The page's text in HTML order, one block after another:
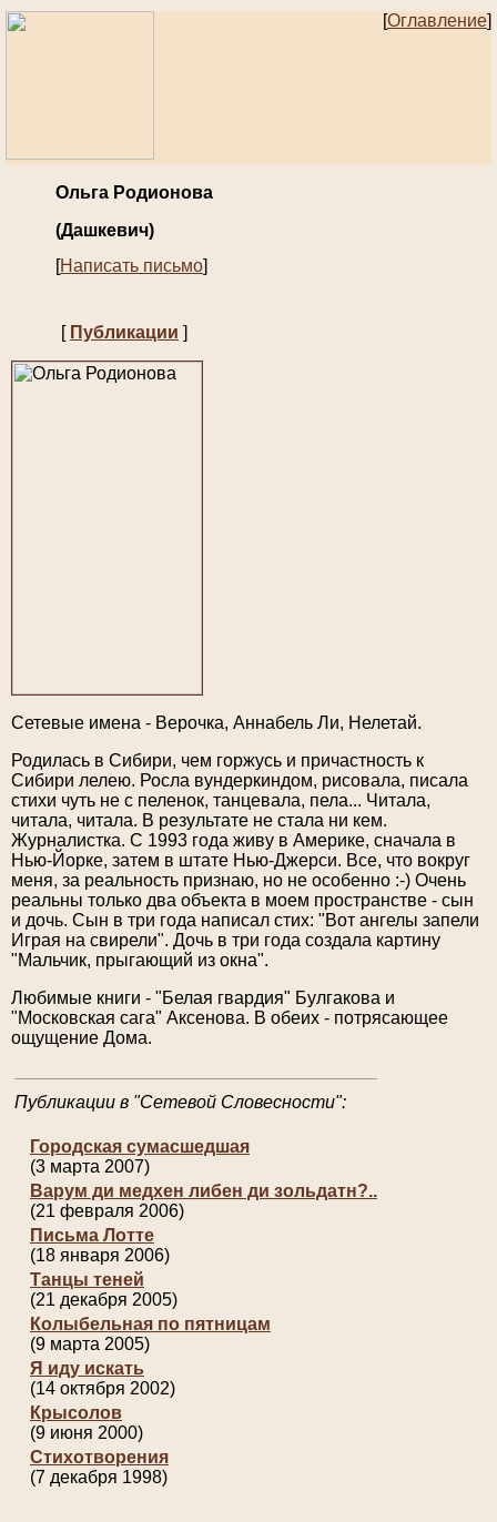
[Оглавление]
Ольга Родионова
(Дашкевич)
[Написать письмо]
[ Публикации ]
Сетевые имена - Верочка, Аннабель Ли, Нелетай.
Родилась в Сибири, чем горжусь и причастность к
Сибири лелею. Росла вундеркиндом, рисовала, писала
стихи чуть не с пеленок, танцевала, пела... Читала,
читала, читала. В результате не стала ни кем.
Журналистка. С 1993 года живу в Америке, сначала в
Нью-Йорке, затем в штате Нью-Джерси. Все, что вокруг
меня, за реальность признаю, но не особенно :-) Очень
реальны только два объекта в моем пространстве - сын
и дочь. Сын в три года написал стих: "Вот ангелы запели
Играя на свирели". Дочь в три года создала картину
"Мальчик, прыгающий из окна".
Любимые книги - "Белая гвардия" Булгакова и
"Московская сага" Аксенова. В обеих - потрясающее
ощущение Дома.
Публикации в "Сетевой Словесности":
Городская сумасшедшая
(3 марта 2007)
Варум ди медхен либен ди зольдатн?..
(21 февраля 2006)
Письма Лотте
(18 января 2006)
Танцы теней
(21 декабря 2005)
Колыбельная по пятницам
(9 марта 2005)
Я иду искать
(14 октября 2002)
Крысолов
(9 июня 2000)
Стихотворения
(7 декабря 1998)